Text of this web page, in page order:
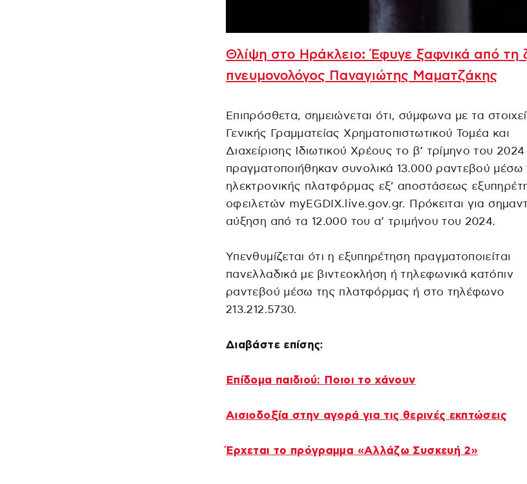
Θλίψη στο Ηράκλειο: Έφυγε ξαφνικά από τη
πνευμονολόγος Παναγιώτης Μαματζάκης
Επιπρόσθετα, σημειώνεται ότι, σύμφωνα με τα
Γενικής Γραμματείας Χρηματοπιστωτικού Τομέα και
Διαχείρισης Ιδιωτικού Χρέους το β’ τρίμηνο του 2024
πραγματοποιήθηκαν συνολικά 13.000 ραντεβού μέσω
ηλεκτρονικής πλατφόρμας εξ’ αποστάσεως
οφειλετών myEGDIX.live.gov.gr. Πρόκειται για
αύξηση από τα 12.000 του α’ τριμήνου του 2024.
Υπενθυμίζεται ότι η εξυπηρέτηση πραγματοποιείται
πανελλαδικά με βιντεοκλήση ή τηλεφωνικά κατόπιν
ραντεβού μέσω της πλατφόρμας ή στο τηλέφωνο
213.212.5730.
Διαβάστε επίσης:
Επίδομα παιδιού: Ποιοι το χάνουν
Αισιοδοξία στην αγορά για τις θερινές εκπτώσεις
Έρχεται το πρόγραμμα «Αλλάζω Συσκευή 2»